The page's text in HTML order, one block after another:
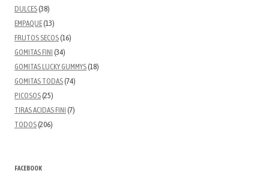
DULCES(38)
EMPAQUE(13)
FRUTOS SECOS(16)
GOMITAS FINI (34)
GOMITAS LUCKY GUMMYS(18)
GOMITAS TODAS(74)
PICOSOS(25)
TIRAS ACIDAS FINI (7)
TODOS(206)
FACEBOOK